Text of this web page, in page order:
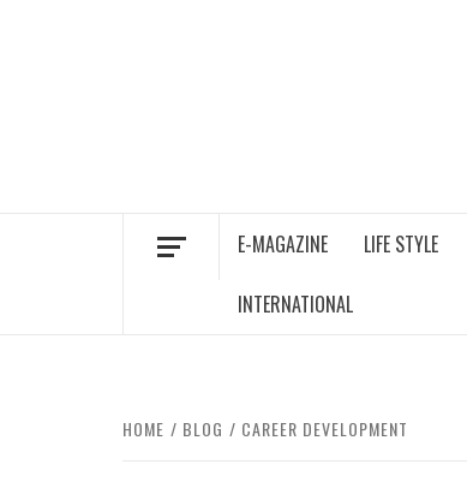
E-MAGAZINE LIFE STYLE
INTERNATIONAL
HOME BLOG CAREER DEVELOPMENT